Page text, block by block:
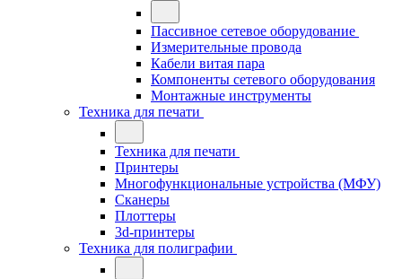
Пассивное сетевое оборудование
Измерительные провода
Кабели витая пара
Компоненты сетевого оборудования
Монтажные инструменты
Техника для печати
Техника для печати
Принтеры
Многофункциональные устройства (МФУ)
Сканеры
Плоттеры
3d-принтеры
Техника для полиграфии